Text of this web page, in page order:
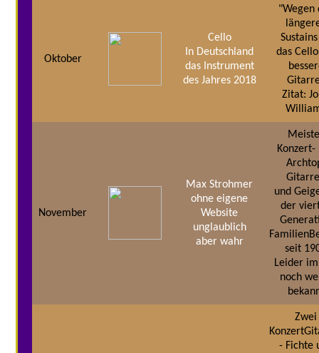
Oktober
Cello
In Deutschland
das Instrument
des Jahres 2018
"Wegen
das
Zitat:
November
Max Strohmer
ohne eigene
Website
unglaublich
aber wahr
Konzert-
und
der
seit
Leider
noch
Zwei
- Fichte